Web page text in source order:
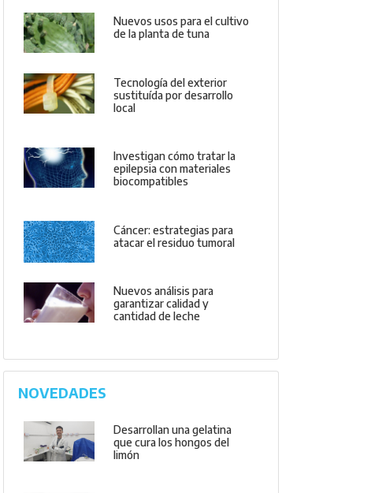
Nuevos usos para el cultivo
de la planta de tuna
Tecnología del exterior
sustituída por desarrollo
local
Investigan cómo tratar la
epilepsia con materiales
biocompatibles
Cáncer: estrategias para
atacar el residuo tumoral
Nuevos análisis para
garantizar calidad y
cantidad de leche
NOVEDADES
Desarrollan una gelatina
que cura los hongos del
limón